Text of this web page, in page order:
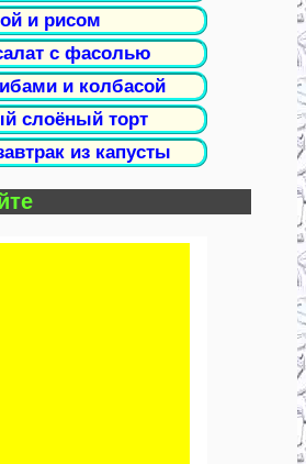
и рисом
с фасолью
и колбасой
слоёный торт
из капусты